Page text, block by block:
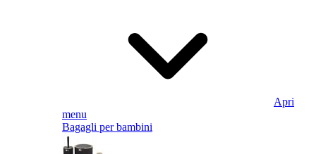
Apri
menu
Bagagli per bambini